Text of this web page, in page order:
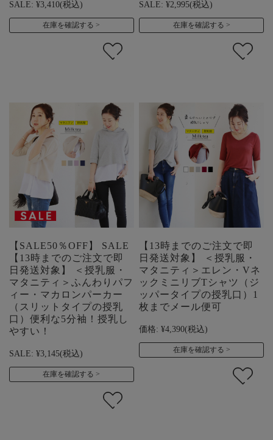
SALE: ¥3,410(税込)
在庫を確認する
SALE: ¥2,995(税込)
在庫を確認する
【SALE50％OFF】 SALE
【13時までのご注文で即
日発送対象】 ＜授乳服・
マタニティ＞ふんわりパフ
ィー・マカロンパーカー
（スリットタイプの授乳
口）便利な5分袖！授乳し
やすい！
SALE: ¥3,145(税込)
在庫を確認する
【13時までのご注文で即
日発送対象】 ＜授乳服・
マタニティ＞エレン・Vネ
ックミニリブTシャツ（ジ
ッパータイプの授乳口）1
枚までメール便可
価格: ¥4,390(税込)
在庫を確認する